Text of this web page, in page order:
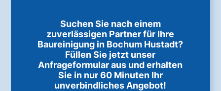
Suchen Sie nach einem
zuverlässigen Partner für Ihre
Baureinigung in Bochum Hustadt?
Füllen Sie jetzt unser
Anfrageformular aus und erhalten
Sie in nur 60 Minuten Ihr
unverbindliches Angebot!